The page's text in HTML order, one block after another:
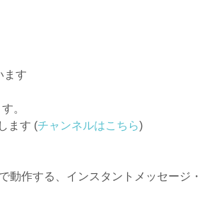
ます
。
ます (チャンネルはこちら)
作する、インスタントメッセージ